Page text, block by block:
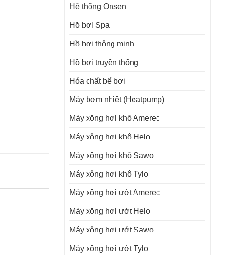
Hệ thống Onsen
Hồ bơi Spa
Hồ bơi thông minh
Hồ bơi truyền thống
Hóa chất bể bơi
Máy bơm nhiệt (Heatpump)
Máy xông hơi khô Amerec
Máy xông hơi khô Helo
Máy xông hơi khô Sawo
Máy xông hơi khô Tylo
Máy xông hơi ướt Amerec
Máy xông hơi ướt Helo
Máy xông hơi ướt Sawo
Máy xông hơi ướt Tylo